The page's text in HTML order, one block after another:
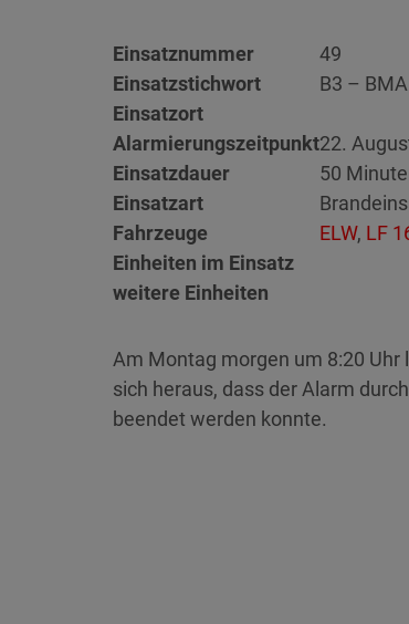
Einsatznummer
49
Einsatzstichwort
B3 –
Einsatzort
Alarmierungszeitpunkt22.
Einsatzdauer
50
Einsatzart
Fahrzeuge
ELW, LF
Einheiten im Einsatz
weitere Einheiten
Am Montag morgen um 8:20
sich heraus, dass der Alarm
beendet werden konnte.